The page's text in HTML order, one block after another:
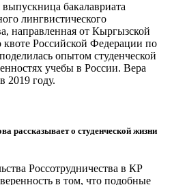
бакалавриата
лингвистического
направленная от Кыргызской
Российской Федерации по
опытом студенческой
учебы в России. Вера
2019 году.
рассказывает о студенческой жизни
Россотрудничества в КР
в том, что подобные